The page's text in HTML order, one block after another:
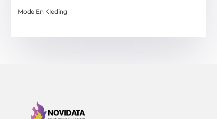
Mode En Kleding